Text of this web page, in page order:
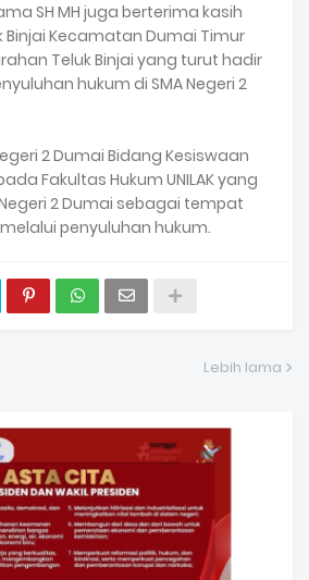
SH MH juga berterima kasih
Binjai Kecamatan Dumai Timur
Teluk Binjai yang turut hadir
hukum di SMA Negeri 2
2 Dumai Bidang Kesiswaan
Fakultas Hukum UNILAK yang
2 Dumai sebagai tempat
penyuluhan hukum.
Lebih lama